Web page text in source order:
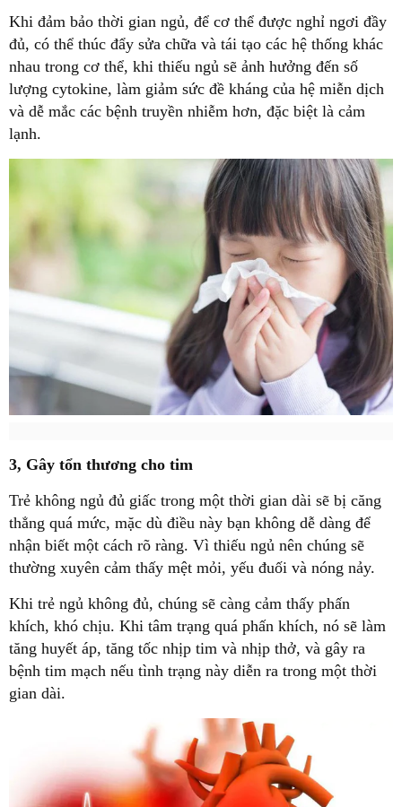
Khi đảm bảo thời gian ngủ, để cơ thể được nghỉ ngơi đầy
đủ, có thể thúc đẩy sửa chữa và tái tạo các hệ thống khác
nhau trong cơ thể, khi thiếu ngủ sẽ ảnh hưởng đến số
lượng cytokine, làm giảm sức đề kháng của hệ miễn dịch
và dễ mắc các bệnh truyền nhiễm hơn, đặc biệt là cảm
lạnh.
3, Gây tổn thương cho tim
Trẻ không ngủ đủ giấc trong một thời gian dài sẽ bị căng
thẳng quá mức, mặc dù điều này bạn không dễ dàng để
nhận biết một cách rõ ràng. Vì thiếu ngủ nên chúng sẽ
thường xuyên cảm thấy mệt mỏi, yếu đuối và nóng nảy.
Khi trẻ ngủ không đủ, chúng sẽ càng cảm thấy phấn
khích, khó chịu. Khi tâm trạng quá phấn khích, nó sẽ làm
tăng huyết áp, tăng tốc nhịp tim và nhịp thở, và gây ra
bệnh tim mạch nếu tình trạng này diễn ra trong một thời
gian dài.